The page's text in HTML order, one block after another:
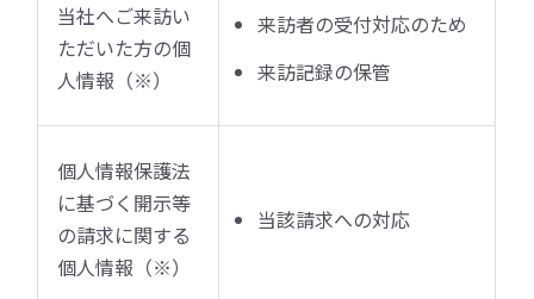
当社へご来訪い
ただいた方の個
人情報（※）
来訪者の受付対応のため
来訪記録の保管
個人情報保護法
に基づく開示等
の請求に関する
個人情報（※）
当該請求への対応